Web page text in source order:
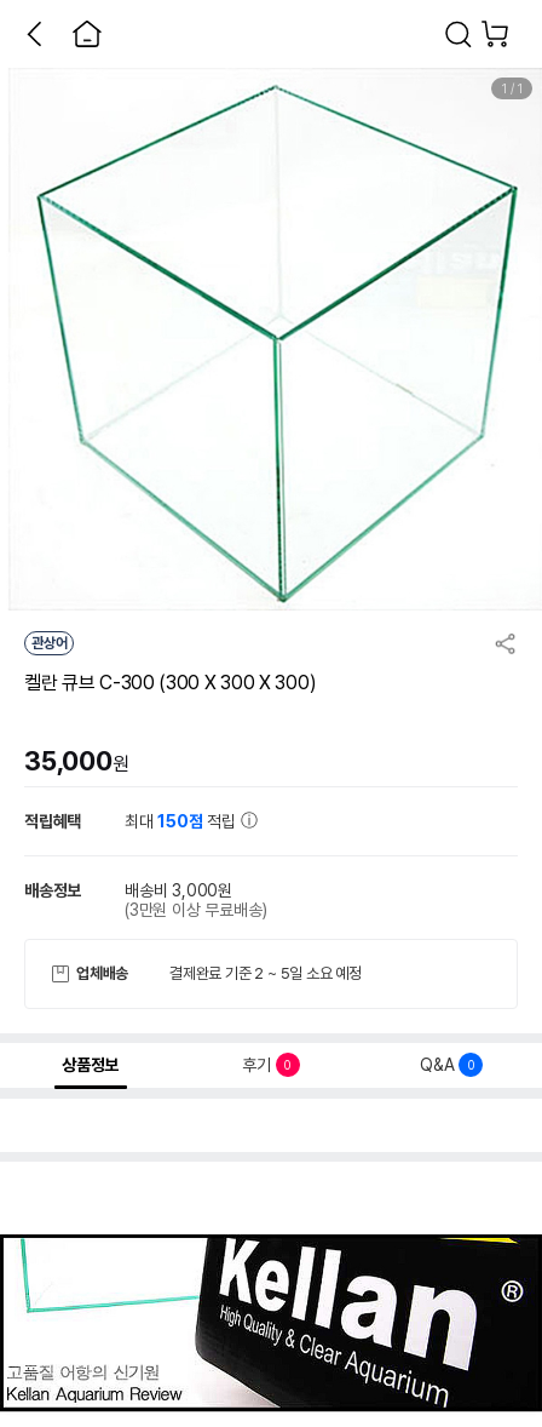
1 / 1
관상어
켈란 큐브 C-300 (300 X 300 X 300)
35,000원
적립혜택 최대150점 적립
배송정보
배송비 3,000원
(3만원 이상 무료배송)
업체배송 결제완료 기준 2 ~ 5일 소요 예정
상품정보 후기 0 Q&A 0